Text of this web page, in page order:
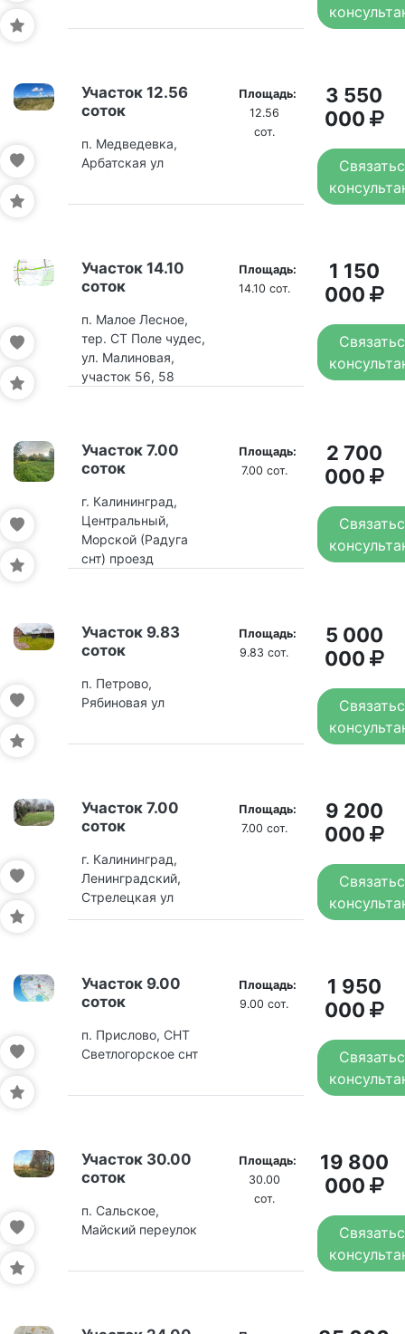
Участок 12.56
соток
п. Медведевка,
Арбатская ул
Площадь:
12.56
сот.
3 550
000
Участок 14.10
соток
п. Малое Лесное,
тер. СТ Поле чудес,
ул. Малиновая,
участок 56, 58
Площадь:
14.10 сот.
1 150
000
Участок 7.00
соток
г. Калининград,
Центральный,
Морской (Радуга
снт) проезд
Площадь:
7.00 сот.
2 700
000
Участок 9.83
соток
п. Петрово,
Рябиновая ул
Площадь:
9.83 сот.
5 000
000
Участок 7.00
соток
г. Калининград,
Ленинградский,
Стрелецкая ул
Площадь:
7.00 сот.
9 200
000
Участок 9.00
соток
п. Прислово, СНТ
Светлогорское снт
Площадь:
9.00 сот.
1 950
000
Участок 30.00
соток
п. Сальское,
Майский переулок
Площадь:
30.00
сот.
19 800
000